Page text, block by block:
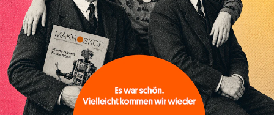
Perspektive und ist damit
in Deutschland einzigartig.
MAKROSKOP steht für
das große Ganze. Wir
haben einen Blick auf
Geld, Wirtschaft und
Politik, den Sie so
woanders nicht finden.
öffnen Fenster und
bringen frische Luft in die
engen und verstaubten
Debattenräume.
Brauchen Sie auch frische
Luft? Dann folgen Sie
einfach dem Button.